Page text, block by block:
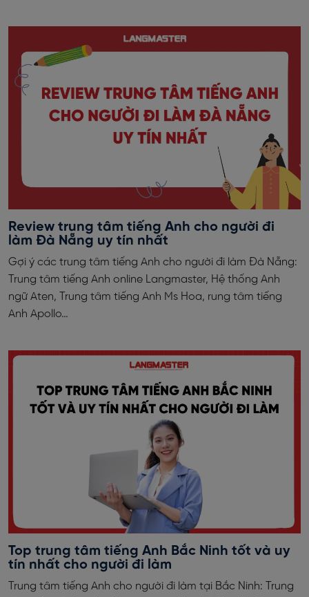
Review trung tâm tiếng Anh cho người đi
làm Đà Nẵng uy tín nhất
Gợi ý các trung tâm tiếng Anh cho người đi làm Đà Nẵng:
Trung tâm tiếng Anh online Langmaster, Hệ thống Anh
ngữ Aten, Trung tâm tiếng Anh Ms Hoa, rung tâm tiếng
Anh Apollo…
Top trung tâm tiếng Anh Bắc Ninh tốt và uy
tín nhất cho người đi làm
Trung tâm tiếng Anh cho người đi làm tại Bắc Ninh: Trung